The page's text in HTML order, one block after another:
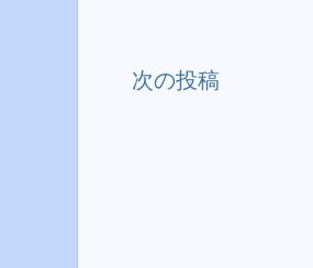
次の投稿